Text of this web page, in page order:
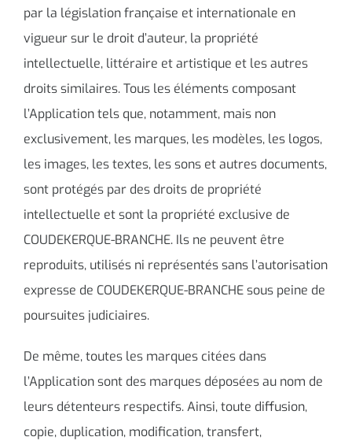
par la législation française et internationale en
vigueur sur le droit d’auteur, la propriété
intellectuelle, littéraire et artistique et les autres
droits similaires. Tous les éléments composant
l’Application tels que, notamment, mais non
exclusivement, les marques, les modèles, les logos,
les images, les textes, les sons et autres documents,
sont protégés par des droits de propriété
intellectuelle et sont la propriété exclusive de
COUDEKERQUE-BRANCHE. Ils ne peuvent être
reproduits, utilisés ni représentés sans l’autorisation
expresse de COUDEKERQUE-BRANCHE sous peine de
poursuites judiciaires.
De même, toutes les marques citées dans
l’Application sont des marques déposées au nom de
leurs détenteurs respectifs. Ainsi, toute diffusion,
copie, duplication, modification, transfert,